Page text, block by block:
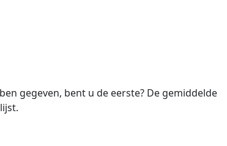
gegeven, bent u de eerste? De gemiddelde
lijst.